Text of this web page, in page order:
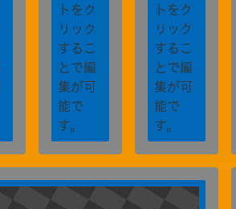
トをク
リック
するこ
とで編
集が可
能で
す。
トをク
リック
するこ
とで編
集が可
能で
す。